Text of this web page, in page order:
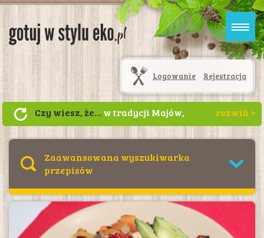
Logowanie Rejestracja
Czy wiesz, że... w tradycji Majów,
mężczyzna podczas zaręczyn był
zobowiązany obdarować wybrankę
Zaawansowana wyszukiwarka
przepisów